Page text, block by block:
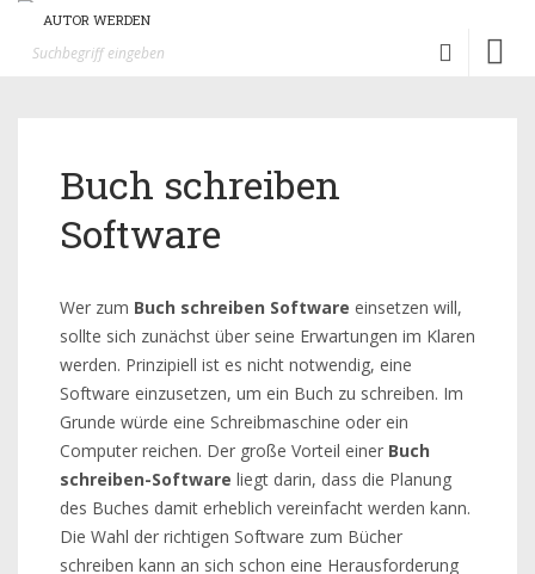
AUTOR WERDEN
Buch schreiben
Software
Wer zum Buch schreiben Software einsetzen will,
sollte sich zunächst über seine Erwartungen im Klaren
werden. Prinzipiell ist es nicht notwendig, eine
Software einzusetzen, um ein Buch zu schreiben. Im
Grunde würde eine Schreibmaschine oder ein
Computer reichen. Der große Vorteil einer Buch
schreiben-Software liegt darin, dass die Planung
des Buches damit erheblich vereinfacht werden kann.
Die Wahl der richtigen Software zum Bücher
schreiben kann an sich schon eine Herausforderung